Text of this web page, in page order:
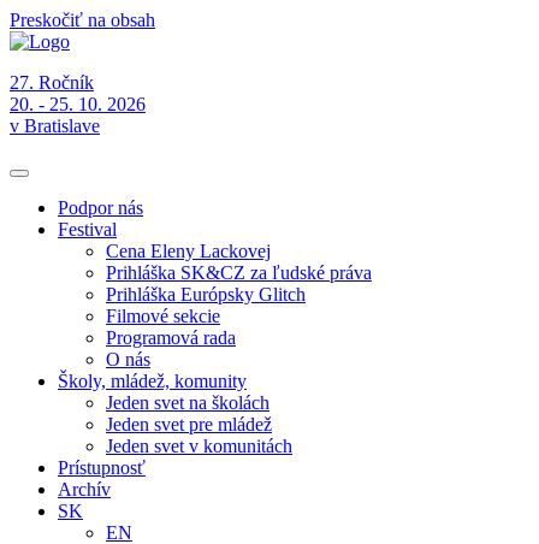
Preskočiť na obsah
27. Ročník
20. - 25. 10. 2026
v Bratislave
Podpor nás
Festival
Cena Eleny Lackovej
Prihláška SK&CZ za ľudské práva
Prihláška Európsky Glitch
Filmové sekcie
Programová rada
O nás
Školy, mládež, komunity
Jeden svet na školách
Jeden svet pre mládež
Jeden svet v komunitách
Prístupnosť
Archív
SK
EN